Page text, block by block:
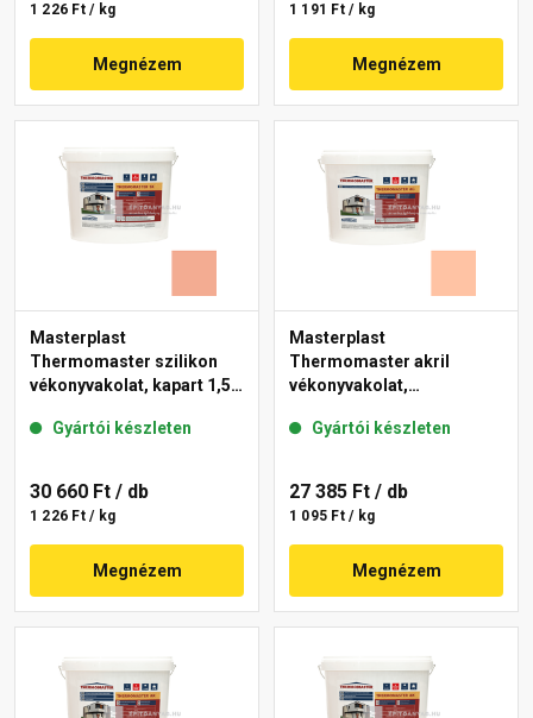
1 226 Ft / kg
Megnézem
1 191 Ft / kg
Megnézem
Masterplast
Thermomaster szilikon
vékonyvakolat, kapart 1,5
Gyártói készleten
30 660 Ft / db
1 226 Ft / kg
Megnézem
Masterplast
Thermomaster akril
vékonyvakolat,
15-D 25 kg
Gyártói készleten
27 385 Ft / db
1 095 Ft / kg
Megnézem